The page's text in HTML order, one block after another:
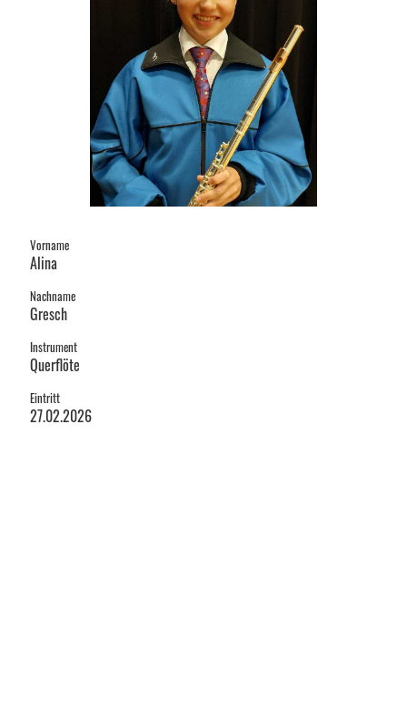
Vorname
Alina
Nachname
Gresch
Instrument
Querflöte
Eintritt
27.02.2026